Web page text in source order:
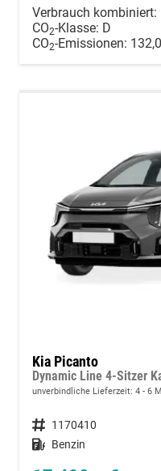
Verbrauch kombiniert:
CO2-Klasse: D
CO2-Emissionen:
Kia Picanto
unverbindliche Lieferzeit: 4 - 6
Fahrzeugnummer 1170410
Kraftstoff Benzin